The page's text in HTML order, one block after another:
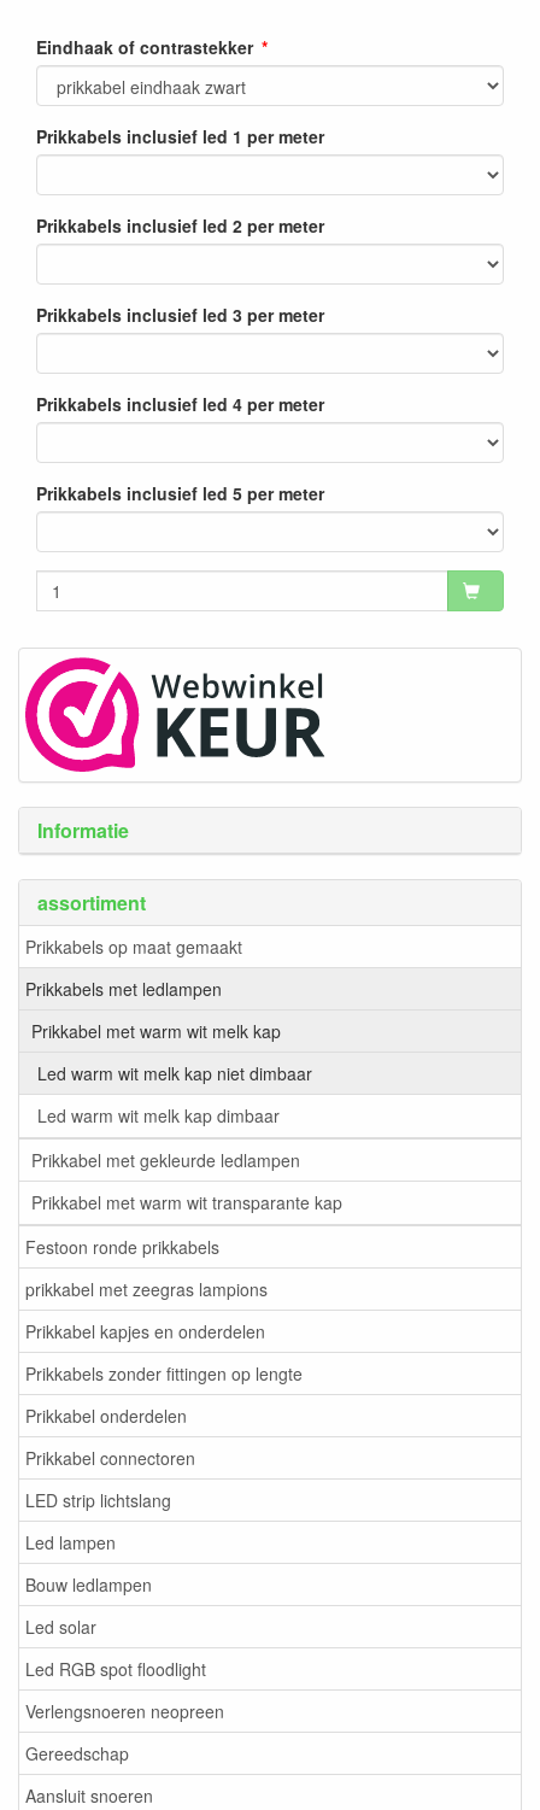
Informatie
assortiment
Prikkabels op maat gemaakt
Prikkabels met ledlampen
Prikkabel met warm wit melk kap
Led warm wit melk kap niet dimbaar
Led warm wit melk kap dimbaar
Prikkabel met gekleurde ledlampen
Prikkabel met warm wit transparante kap
Festoon ronde prikkabels
prikkabel met zeegras lampions
Prikkabel kapjes en onderdelen
Prikkabels zonder fittingen op lengte
Prikkabel onderdelen
Prikkabel connectoren
LED strip lichtslang
Led lampen
Bouw ledlampen
Led solar
Led RGB spot floodlight
Verlengsnoeren neopreen
Gereedschap
Aansluit snoeren
Eindhaak of contrastekker
Prikkabels inclusief led 1 per meter
Prikkabels inclusief led 2 per meter
Prikkabels inclusief led 3 per meter
Prikkabels inclusief led 4 per meter
Prikkabels inclusief led 5 per meter